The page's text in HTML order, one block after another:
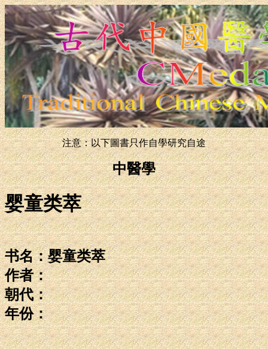
注意：以下圖書只作自學研究自途
中醫學
婴童类萃
书名：婴童类萃
作者：
朝代：
年份：